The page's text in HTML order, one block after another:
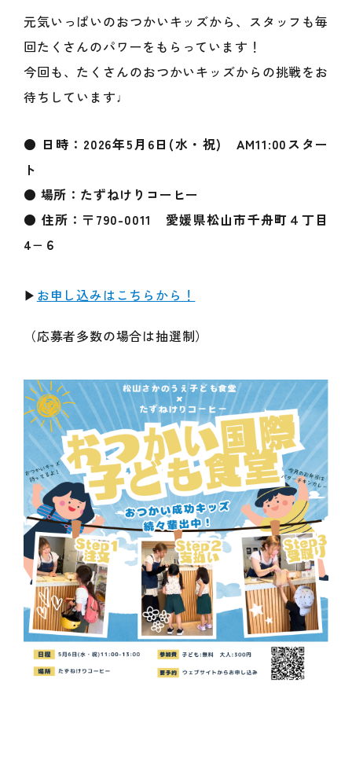
元気いっぱいのおつかいキッズから、スタッフも毎
回たくさんのパワーをもらっています！
今回も、たくさんのおつかいキッズからの挑戦をお
待ちしています♩
● 日時：2026年5月6日(水・祝) AM11:00スター
ト
● 場所：たずねけりコーヒー
● 住所：〒790-0011 愛媛県松山市千舟町４丁目
4−６
▶ お申し込みはこちらから！
（応募者多数の場合は抽選制）